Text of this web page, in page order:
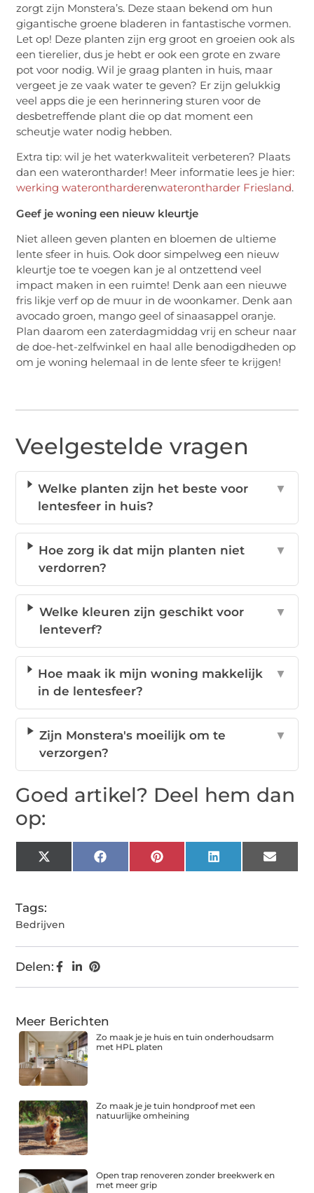
zorgt zijn Monstera’s. Deze staan bekend om hun
gigantische groene bladeren in fantastische vormen.
Let op! Deze planten zijn erg groot en groeien ook als
een tierelier, dus je hebt er ook een grote en zware
pot voor nodig. Wil je graag planten in huis, maar
vergeet je ze vaak water te geven? Er zijn gelukkig
veel apps die je een herinnering sturen voor de
desbetreffende plant die op dat moment een
scheutje water nodig hebben.
Extra tip: wil je het waterkwaliteit verbeteren? Plaats
dan een waterontharder! Meer informatie lees je hier:
werking waterontharderenwaterontharder Friesland.
Geef je woning een nieuw kleurtje
Niet alleen geven planten en bloemen de ultieme
lente sfeer in huis. Ook door simpelweg een nieuw
kleurtje toe te voegen kan je al ontzettend veel
impact maken in een ruimte! Denk aan een nieuwe
fris likje verf op de muur in de woonkamer. Denk aan
avocado groen, mango geel of sinaasappel oranje.
Plan daarom een zaterdagmiddag vrij en scheur naar
de doe-het-zelfwinkel en haal alle benodigdheden op
om je woning helemaal in de lente sfeer te krijgen!
Veelgestelde vragen
Welke planten zijn het beste voor
lentesfeer in huis?
▼
Hoe zorg ik dat mijn planten niet
verdorren?
▼
Welke kleuren zijn geschikt voor
lenteverf?
▼
Hoe maak ik mijn woning makkelijk
in de lentesfeer?
▼
Zijn Monstera's moeilijk om te
verzorgen?
▼
Goed artikel? Deel hem dan
op:
X
(Twitter)
FacebookPinterestLinkedIn Email
Tags:
Bedrijven
Delen:
Meer Berichten
Zo maak je je huis en tuin onderhoudsarm
met HPL platen
Zo maak je je tuin hondproof met een
natuurlijke omheining
Open trap renoveren zonder breekwerk en
met meer grip